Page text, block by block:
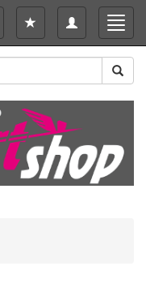
Toggle
navigation